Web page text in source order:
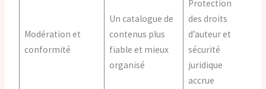
Modération et
conformité
Un catalogue de
contenus plus
fiable et mieux
organisé
Protection
des droits
d’auteur et
sécurité
juridique
accrue